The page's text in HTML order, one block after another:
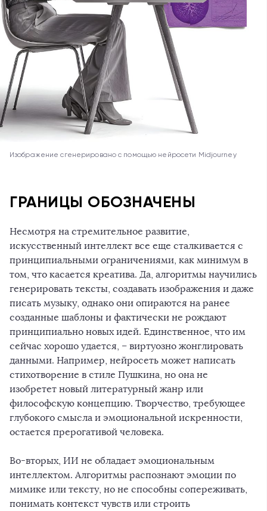
Изображение сгенерировано с помощью нейросети Midjourney
ГРАНИЦЫ ОБОЗНАЧЕНЫ
Несмотря на стремительное развитие,
искусственный интеллект все еще сталкивается с
принципиальными ограничениями, как минимум в
том, что касается креатива. Да, алгоритмы научились
генерировать тексты, создавать изображения и даже
писать музыку, однако они опираются на ранее
созданные шаблоны и фактически не рождают
принципиально новых идей. Единственное, что им
сейчас хорошо удается, – виртуозно жонглировать
данными. Например, нейросеть может написать
стихотворение в стиле Пушкина, но она не
изобретет новый литературный жанр или
философскую концепцию. Творчество, требующее
глубокого смысла и эмоциональной искренности,
остается прерогативой человека.
Во-вторых, ИИ не обладает эмоциональным
интеллектом. Алгоритмы распознают эмоции по
мимике или тексту, но не способны сопереживать,
понимать контекст чувств или строить